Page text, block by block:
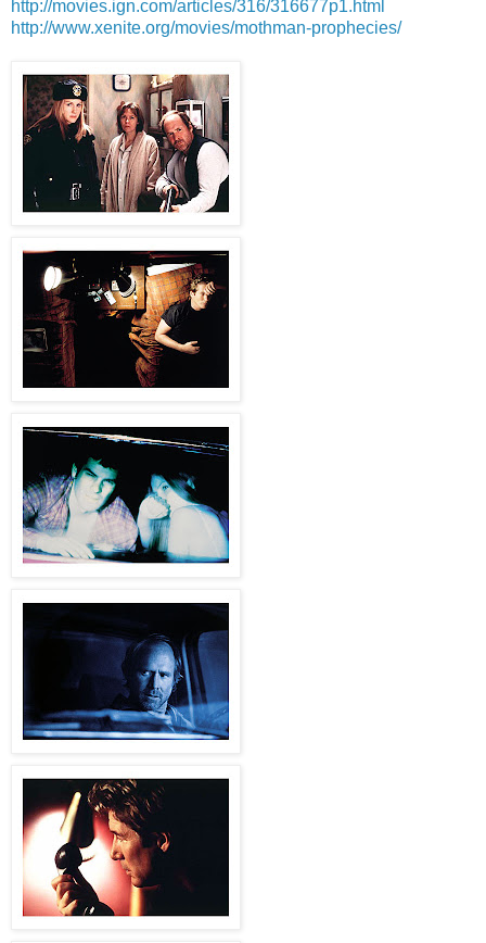
http://movies.ign.com/articles/316/316677p1.html
http://www.xenite.org/movies/mothman-prophecies/